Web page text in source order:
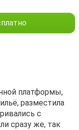
платформы,
разместила
с
сразу же, так